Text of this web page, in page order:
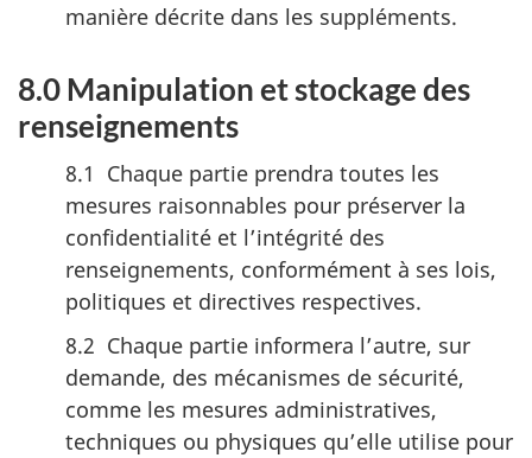
manière décrite dans les suppléments.
8.0 Manipulation et stockage des
renseignements
8.1 Chaque partie prendra toutes les
mesures raisonnables pour préserver la
confidentialité et l’intégrité des
renseignements, conformément à ses lois,
politiques et directives respectives.
8.2 Chaque partie informera l’autre, sur
demande, des mécanismes de sécurité,
comme les mesures administratives,
techniques ou physiques qu’elle utilise pour